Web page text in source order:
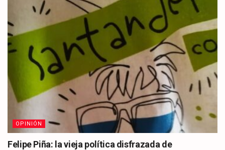
OPINIÓN
Felipe Piña: la vieja política disfrazada de